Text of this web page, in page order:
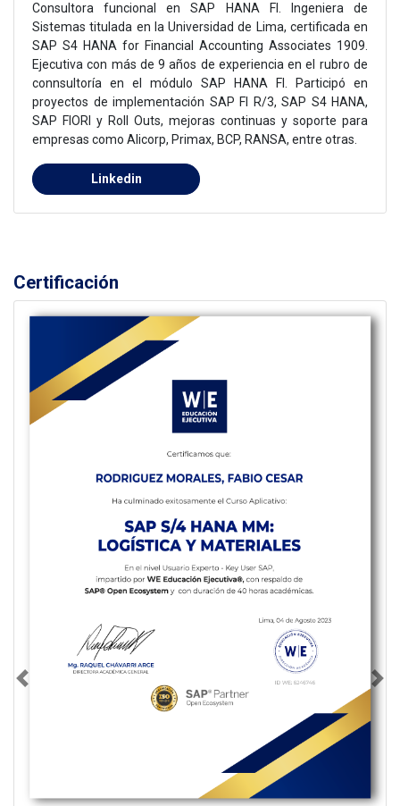
Ingeniera de
certificada en
1909.
en el rubro de
Participó en
SAP S4 HANA,
y soporte para
entre otras.
Certificación